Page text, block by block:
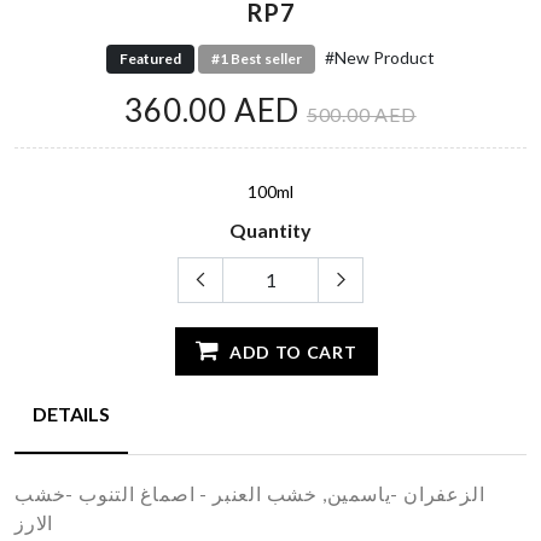
RP7
Featured #1 Best seller #New Product
360.00 AED 500.00 AED
100ml
Quantity
ADD TO CART
DETAILS
الزعفران -ياسمين, خشب العنبر - اصماغ التنوب -خشب
الارز